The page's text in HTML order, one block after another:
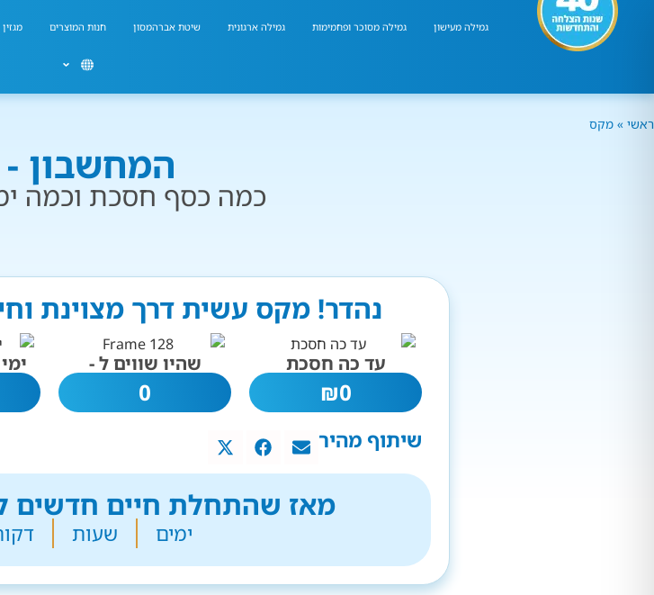
גמילה מעישון גמילה מסוכר ופחמימות גמילה ארגונית שיטת אברהמסון חנות המוצרים מגזין
ראשי » מקס
המחשבון
כמה כסף חסכת וכמה
נהדר! מקס עשית דרך מצוינת
עד כה חסכת
0
₪
שהיו שווים ל -
0
שיתוף מהיר
מאז שהתחלת חיים חדשים
ימים שעות